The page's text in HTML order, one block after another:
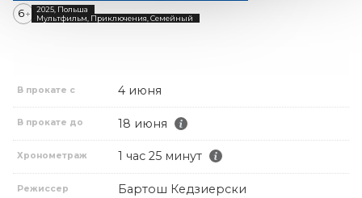
6+
2025, Польша
Мультфильм, Приключения, Семейный
В прокате с 4 июня
В прокате до 18 июня
Хронометраж 1 час 25 минут
Режиссер Бартош Кедзиерски